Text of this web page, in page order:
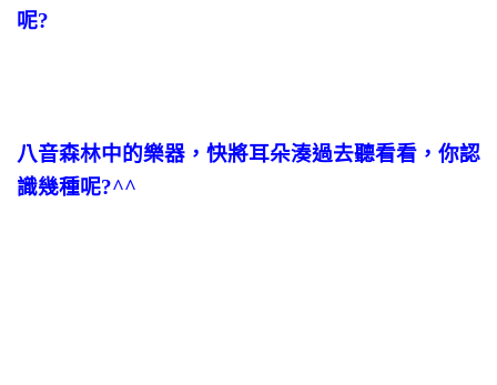
呢?
八音森林中的樂器，快將耳朵湊過去聽看看，你認
識幾種呢?^^